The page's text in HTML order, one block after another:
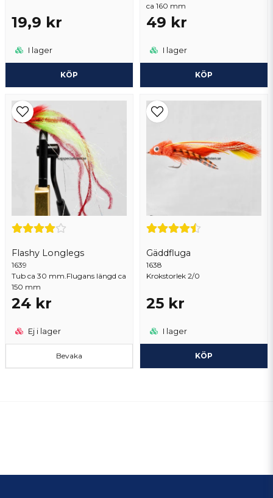
19,9 kr
I lager
KÖP
ca 160 mm
49 kr
I lager
KÖP
Flashy Longlegs
1639
Tub ca 30 mm.Flugans längd ca
150 mm
24 kr
Ej i lager
Bevaka
Gäddfluga
1638
Krokstorlek 2/0
25 kr
I lager
KÖP